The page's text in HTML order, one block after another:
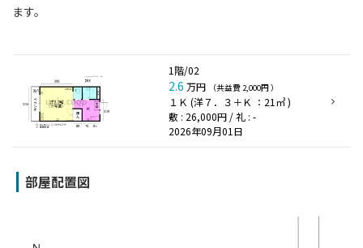
ます。
1階/02
2.6 万円 （共益費 2,000円 ）
１Ｋ (洋７．３＋Ｋ ：21㎡ )
敷 : 26,000円 / 礼 : -
2026年09月01日
部屋配置図